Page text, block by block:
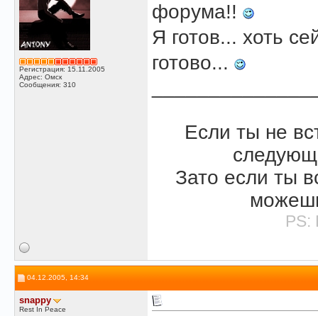
Регистрация: 15.11.2005
Адрес: Омск
Сообщения: 310
форума!!
Я готов... хоть
готово...
Если ты не
Зато если ты
PS:
04.12.2005, 14:34
snappy
Rest In Peace